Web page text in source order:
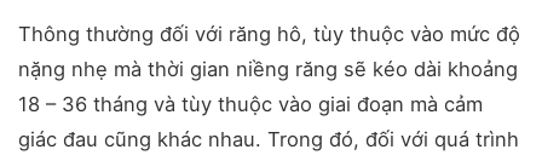
Thông thường đối với răng hô, tùy thuộc vào mức độ
nặng nhẹ mà thời gian niềng răng sẽ kéo dài khoảng
18 – 36 tháng và tùy thuộc vào giai đoạn mà cảm
giác đau cũng khác nhau. Trong đó, đối với quá trình